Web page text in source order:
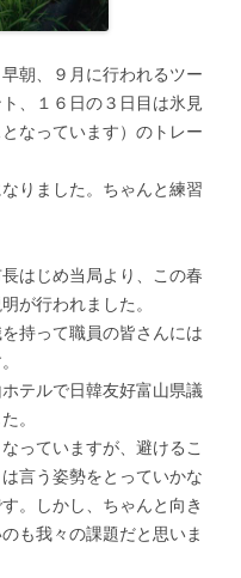
朝、９月に行われるツー
、１６日の３日目は氷見
なっています）のトレー
りました。ちゃんと練習
はじめ当局より、この春
が行われました。
持って職員の皆さんには
テルで日韓友好富山県議
。
っていますが、避けるこ
言う姿勢をとっていかな
。しかし、ちゃんと向き
も我々の課題だと思いま